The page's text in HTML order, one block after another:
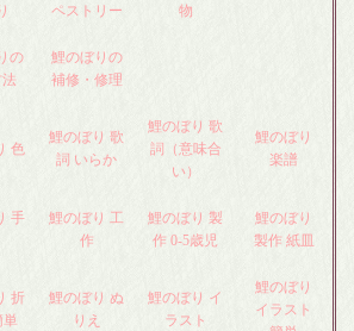
ペストリー
物
の
鯉のぼりの
補修・修理
色
鯉のぼり 歌
詞 いらか
鯉のぼり 歌
詞（意味合
い）
鯉のぼり
楽譜
手
鯉のぼり 工
作
鯉のぼり 製
作 0-5歳児
鯉のぼり
製作 紙皿
折
鯉のぼり ぬ
りえ
鯉のぼり イ
ラスト
鯉のぼり
イラスト